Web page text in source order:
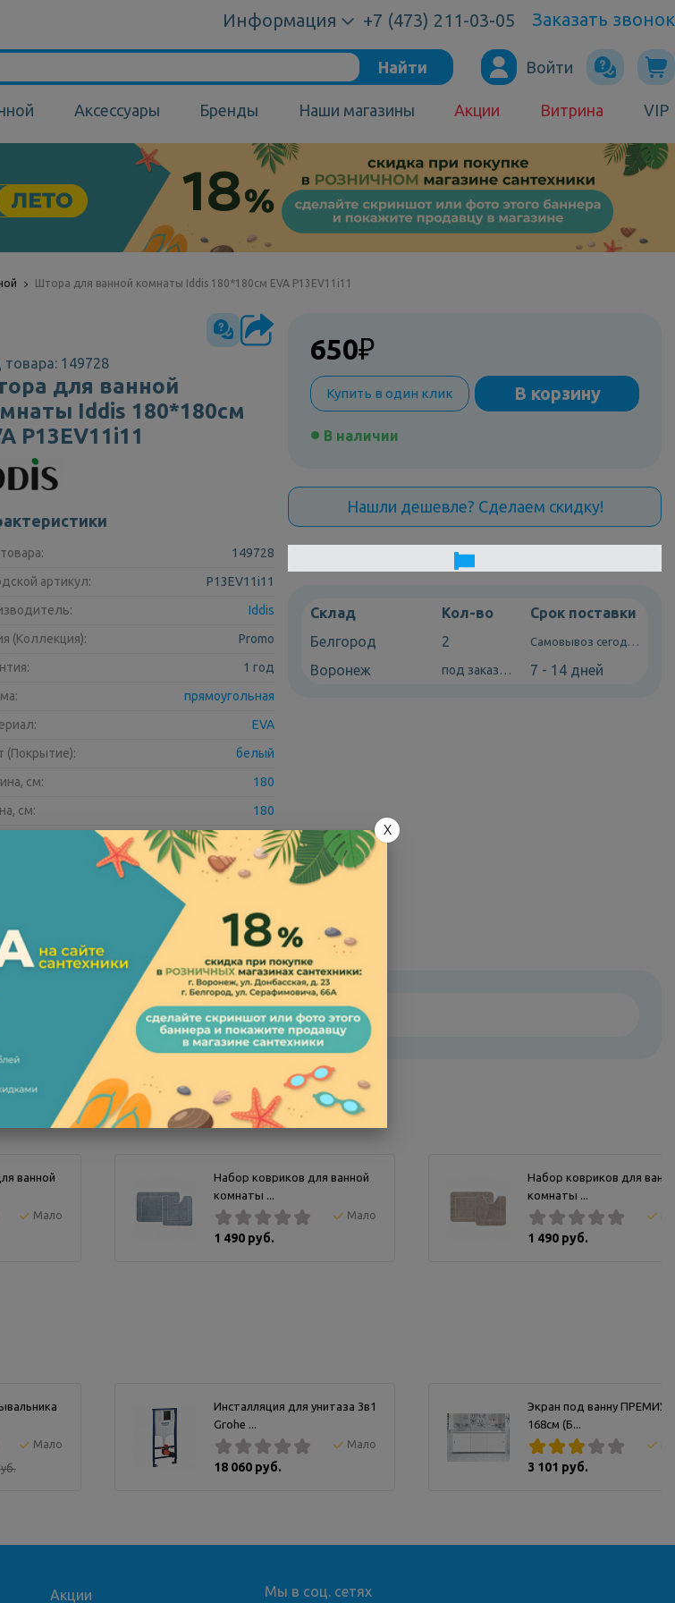
Информация +7 (473) 211-03-05 Заказать звонок
Найти
Аксессуары Бренды Наши магазины Акции Витрина VIP
Войти
Штора для ванной комнаты Iddis 180*180см EVA P13EV11i11
товара: 149728
для ванной
Iddis 180*180см
P13EV11i11
149728
артикул:
P13EV11i11
Iddis
(Коллекция):
Promo
1 год
прямоугольная
EVA
(Покрытие):
белый
см:
180
см:
180
аксессуаров:
шторки для ванн
0,09 мм
650₽
Купить в один клик В корзину
В наличии
Нашли дешевле? Сделаем скидку!
Склад Кол-во
Срок поставки
Белгород
2
Воронеж под заказ 7 - 14 дней
ванной
Мало
Набор ковриков для ванной
комнаты ...
Мало
1 490 руб.
Набор ковриков для
комнаты ...
1 490 руб.
Мало
Инсталляция для унитаза 3в1
Grohe ...
Мало
18 060 руб.
Экран под ванну
168см (Б...
3 101 руб.
Акции Мы в соц. сетях
X